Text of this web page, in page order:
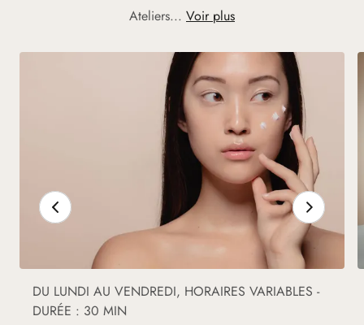
Ateliers... Voir plus
DU LUNDI AU VENDREDI, HORAIRES VARIABLES -
DURÉE : 30 MIN